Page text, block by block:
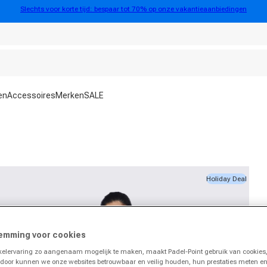
Slechts voor korte tijd: bespaar tot 70% op onze vakantieaanbiedingen
AccessoiresMerkenSALE
Holiday Deal
voor cookies
zo aangenaam mogelijk te maken, maakt Padel-Point gebruik van
kunnen we onze websites betrouwbaar en veilig houden, hun prestaties meten